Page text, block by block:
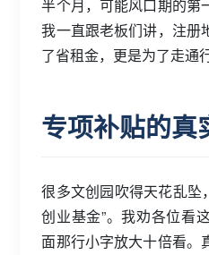
半个月，可能风口期的第
我一直跟老板们讲，注册
了省租金，更是为了走通
专项补贴的真
很多文创园吹得天花乱坠
创业基金”。我劝各位看
面那行小字放大十倍看。